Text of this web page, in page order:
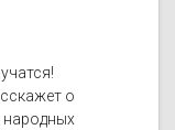
о
народных